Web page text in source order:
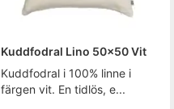
Kuddfodral Lino 50x50 Vit
Kuddfodral i 100% linne i
färgen vit. En tidlös, e...